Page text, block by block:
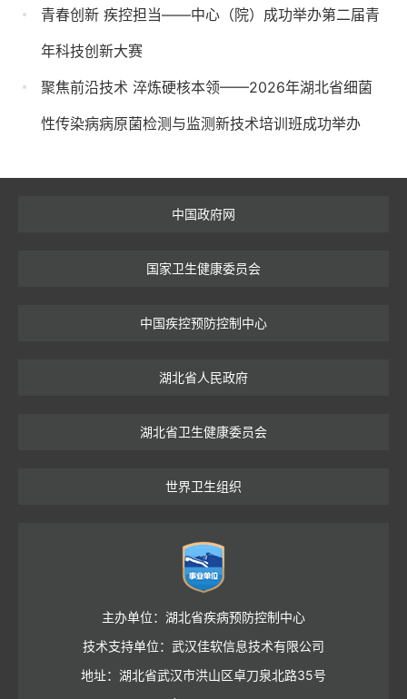
青春创新 疾控担当——中心（院）成功举办第二届青
年科技创新大赛
聚焦前沿技术 淬炼硬核本领——2026年湖北省细菌
性传染病病原菌检测与监测新技术培训班成功举办
中国政府网
国家卫生健康委员会
中国疾控预防控制中心
湖北省人民政府
湖北省卫生健康委员会
世界卫生组织
主办单位：湖北省疾病预防控制中心
技术支持单位：武汉佳软信息技术有限公司
地址：湖北省武汉市洪山区卓刀泉北路35号